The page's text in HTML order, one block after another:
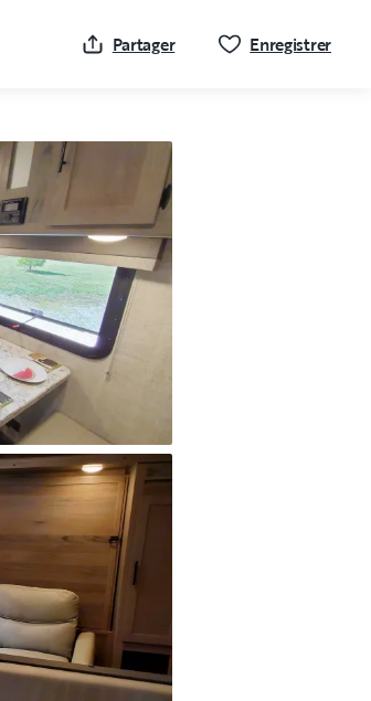
Partager Enregistrer